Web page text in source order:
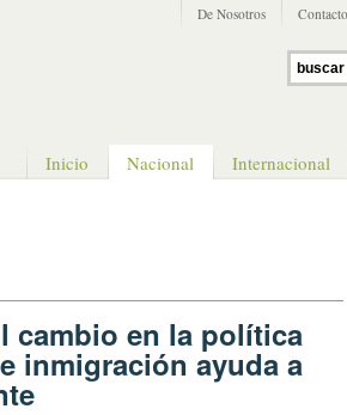
De Nosotros Contacto
Inicio Nacional Internacional
cambio en la política
inmigración ayuda a